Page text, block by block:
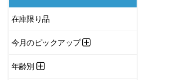
在庫限り品
今月のピックアップ
年齢別